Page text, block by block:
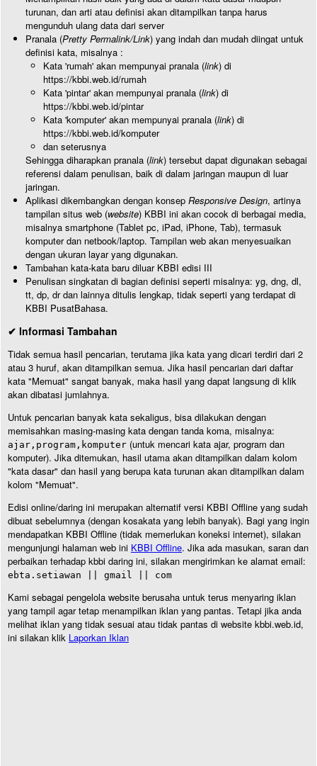
turunan, dan arti atau definisi akan ditampilkan tanpa harus
mengunduh ulang data dari server
Pranala (Pretty Permalink/Link) yang indah dan mudah diingat untuk
definisi kata, misalnya :
Kata 'rumah' akan mempunyai pranala (link) di
https://kbbi.web.id/rumah
Kata 'pintar' akan mempunyai pranala (link) di
https://kbbi.web.id/pintar
Kata 'komputer' akan mempunyai pranala (link) di
https://kbbi.web.id/komputer
dan seterusnya
Sehingga diharapkan pranala (link) tersebut dapat digunakan sebagai
referensi dalam penulisan, baik di dalam jaringan maupun di luar
jaringan.
Aplikasi dikembangkan dengan konsep Responsive Design, artinya
tampilan situs web (website) KBBI ini akan cocok di berbagai media,
misalnya smartphone (Tablet pc, iPad, iPhone, Tab), termasuk
komputer dan netbook/laptop. Tampilan web akan menyesuaikan
dengan ukuran layar yang digunakan.
Tambahan kata-kata baru diluar KBBI edisi III
Penulisan singkatan di bagian definisi seperti misalnya: yg, dng, dl,
tt, dp, dr dan lainnya ditulis lengkap, tidak seperti yang terdapat di
KBBI PusatBahasa.
✔ Informasi Tambahan
Tidak semua hasil pencarian, terutama jika kata yang dicari terdiri dari 2
atau 3 huruf, akan ditampilkan semua. Jika hasil pencarian dari daftar
kata "Memuat" sangat banyak, maka hasil yang dapat langsung di klik
akan dibatasi jumlahnya.
Untuk pencarian banyak kata sekaligus, bisa dilakukan dengan
memisahkan masing-masing kata dengan tanda koma, misalnya:
ajar,program,komputer (untuk mencari kata ajar, program dan
komputer). Jika ditemukan, hasil utama akan ditampilkan dalam kolom
"kata dasar" dan hasil yang berupa kata turunan akan ditampilkan dalam
kolom "Memuat".
Edisi online/daring ini merupakan alternatif versi KBBI Offline yang sudah
dibuat sebelumnya (dengan kosakata yang lebih banyak). Bagi yang ingin
mendapatkan KBBI Offline (tidak memerlukan koneksi internet), silakan
mengunjungi halaman web ini KBBI Offline. Jika ada masukan, saran dan
perbaikan terhadap kbbi daring ini, silakan mengirimkan ke alamat email:
ebta.setiawan || gmail || com
Kami sebagai pengelola website berusaha untuk terus menyaring iklan
yang tampil agar tetap menampilkan iklan yang pantas. Tetapi jika anda
melihat iklan yang tidak sesuai atau tidak pantas di website kbbi.web.id,
ini silakan klik Laporkan Iklan